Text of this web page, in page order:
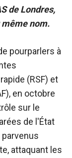
de Londres,
nom.
pourparlers à
(RSF) et
en octobre
sur le
de l'État
parvenus
attaquant les